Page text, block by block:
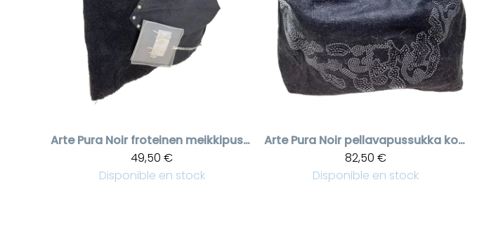
Arte Pura
Noir froteinen meikkipussi helmikoristeilla
49,50 €
Disponible en stock
Arte Pura
Noir pellavapussukka koristekivillä
82,50 €
Disponible en stock